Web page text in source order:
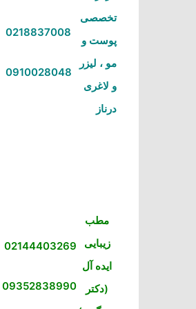
تخصصی
پوست و
مو ، لیزر
و لاغری
درناز
0218837008
0910028048
مطب
زیبایی
ایده آل
(دکتر
02144403269
09352838990